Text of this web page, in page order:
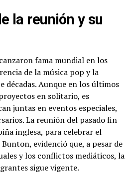
la reunión y su
fama mundial en los
de la música pop y la
Aunque en los últimos
en solitario, es
juntas en eventos especiales,
La reunión del pasado fin
inglesa, para celebrar el
evidenció que, a pesar de
y los conflictos mediáticos, la
sigue vigente.